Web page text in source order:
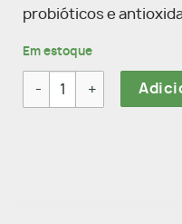
probióticos e
Em estoque
Bruma Multifuncional